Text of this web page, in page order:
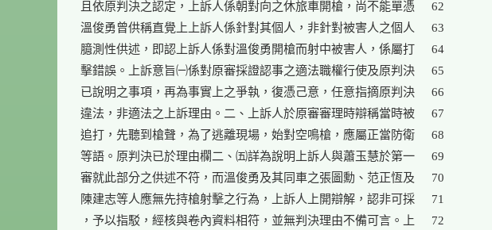
且依原判決之認定，上訴人係朝對向之休旅車開槍，尚不能單憑
溫俊勇曾供稱直覺上上訴人係針對其個人，非針對被害人之個人
臆測性供述，即認上訴人係對溫俊勇開槍而射中被害人，係屬打
擊錯誤。上訴意旨㈠係對原審採證認事之適法職權行使及原判決
已說明之事項，再為事實上之爭執，復憑己意，任意指摘原判決
違法，非適法之上訴理由。二、上訴人於原審審理時辯稱當時被
追打，先聽到槍聲，為了逃離現場，始對空鳴槍，應屬正當防衛
等語。原判決已於理由欄二、㈤詳為說明上訴人與蕭玉慧於第一
審就此部分之供述不符，而溫俊勇及其同車之張圖勳、范正恆及
陳建志等人應無先持槍射擊之行為，上訴人上開辯解，認非可採
，予以指駁，經核與卷內資料相符，並無判決理由不備可言。上
62
63
64
65
66
67
68
69
70
71
72